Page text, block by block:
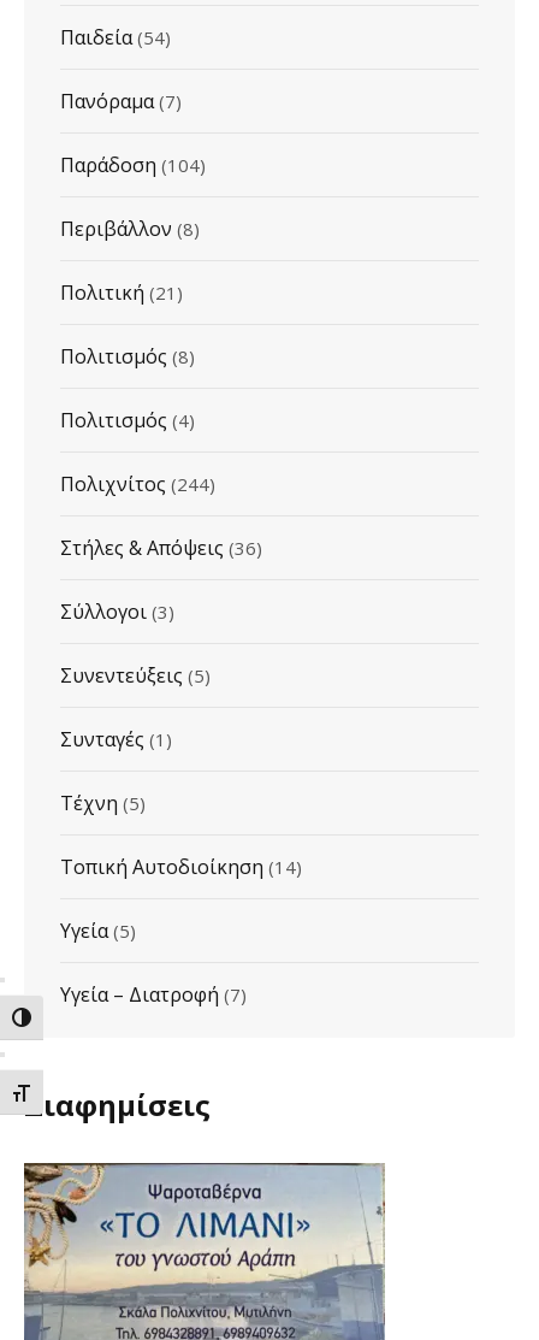
ΕΝΑΛΛΑΓΗ ΥΨΗΛΗΣ ΑΝΤΙΘΕΣΗΣ
ΕΝΑΛΛΑΓΗ ΜΕΓΕΘΟΥΣ ΓΡΑΜΜΑΤΩΝ
Παιδεία (54)
Πανόραμα (7)
Παράδοση (104)
Περιβάλλον (8)
Πολιτική (21)
Πολιτισμός (8)
Πολιτισμός (4)
Πολιχνίτος (244)
Στήλες & Απόψεις (36)
Σύλλογοι (3)
Συνεντεύξεις (5)
Συνταγές (1)
Τέχνη (5)
Τοπική Αυτοδιοίκηση (14)
Υγεία (5)
Υγεία – Διατροφή (7)
Διαφημίσεις